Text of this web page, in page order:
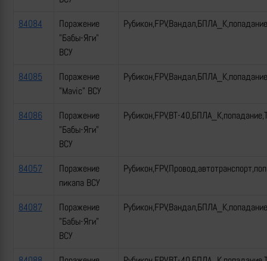
84084
Поражение
"Бабы-Яги"
ВСУ
Рубикон,FPV,Вандал,БПЛА_К,попадание
84085
Поражение
"Mavic" ВСУ
Рубикон,FPV,Вандал,БПЛА_К,попадание
84086
Поражение
"Бабы-Яги"
ВСУ
Рубикон,FPV,ВТ-
84057
Поражение
пикапа ВСУ
84087
Поражение
"Бабы-Яги"
ВСУ
Рубикон,FPV,Вандал,БПЛА_К,попадание